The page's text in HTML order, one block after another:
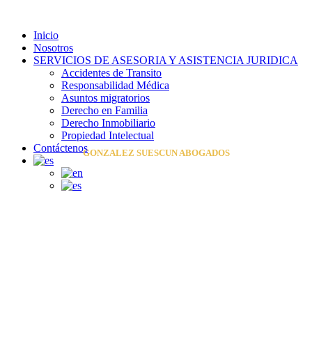
Inicio
Nosotros
SERVICIOS DE ASESORIA Y ASISTENCIA JURIDICA
Accidentes de Transito
Responsabilidad Médica
Asuntos migratorios
Derecho en Familia
Derecho Inmobiliario
Propiedad Intelectual
ContáctenosGONZALEZ SUESCUN ABOGADOS